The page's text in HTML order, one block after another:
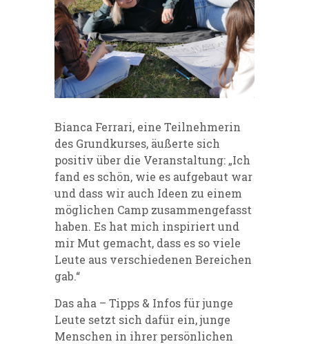
Bianca Ferrari, eine Teilnehmerin
des Grundkurses, äußerte sich
positiv über die Veranstaltung: „Ich
fand es schön, wie es aufgebaut war
und dass wir auch Ideen zu einem
möglichen Camp zusammengefasst
haben. Es hat mich inspiriert und
mir Mut gemacht, dass es so viele
Leute aus verschiedenen Bereichen
gab.“
Das aha – Tipps & Infos für junge
Leute setzt sich dafür ein, junge
Menschen in ihrer persönlichen